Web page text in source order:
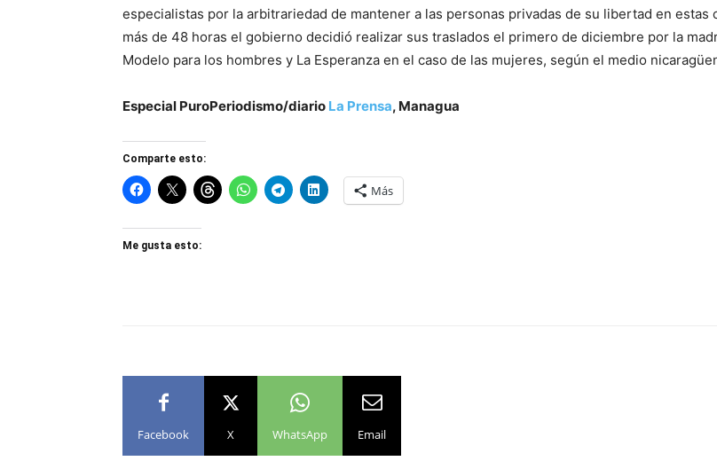
especialistas por la arbitrariedad de mantener a las personas privadas de su libertad en
más de 48 horas el gobierno decidió realizar sus traslados el primero de diciembre por la
Modelo para los hombres y La Esperanza en el caso de las mujeres, según el medio
Especial PuroPeriodismo/diario La Prensa, Managua
Comparte esto:
Más
Me gusta esto:
Facebook X WhatsApp Email